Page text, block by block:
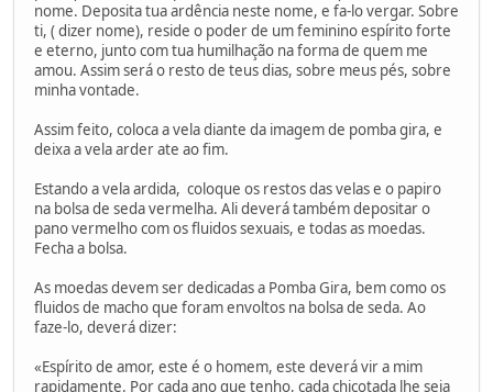
nome. Deposita tua ardência neste nome, e fa-lo vergar. Sobre
ti, ( dizer nome), reside o poder de um feminino espírito forte
e eterno, junto com tua humilhação na forma de quem me
amou. Assim será o resto de teus dias, sobre meus pés, sobre
minha vontade.
Assim feito, coloca a vela diante da imagem de pomba gira, e
deixa a vela arder ate ao fim.
Estando a vela ardida, coloque os restos das velas e o papiro
na bolsa de seda vermelha. Ali deverá também depositar o
pano vermelho com os fluidos sexuais, e todas as moedas.
Fecha a bolsa.
As moedas devem ser dedicadas a Pomba Gira, bem como os
fluidos de macho que foram envoltos na bolsa de seda. Ao
faze-lo, deverá dizer:
«Espírito de amor, este é o homem, este deverá vir a mim
rapidamente. Por cada ano que tenho, cada chicotada lhe seja